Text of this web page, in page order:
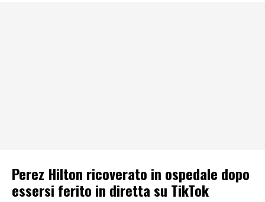
Perez Hilton ricoverato in ospedale dopo
essersi ferito in diretta su TikTok